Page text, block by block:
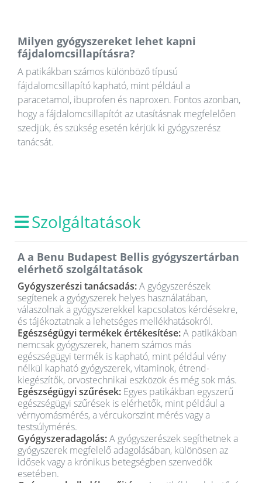
Milyen gyógyszereket lehet kapni
fájdalomcsillapításra?
A patikákban számos különböző típusú
fájdalomcsillapító kapható, mint például a
paracetamol, ibuprofen és naproxen. Fontos azonban,
hogy a fájdalomcsillapítót az utasításnak megfelelően
szedjük, és szükség esetén kérjük ki gyógyszerész
tanácsát.
Szolgáltatások
A a Benu Budapest Bellis gyógyszertárban
elérhető szolgáltatások
Gyógyszerészi tanácsadás:A gyógyszerészek
segítenek a gyógyszerek helyes használatában,
válaszolnak a gyógyszerekkel kapcsolatos kérdésekre,
és tájékoztatnak a lehetséges mellékhatásokról.
Egészségügyi termékek értékesítése:A patikákban
nemcsak gyógyszerek, hanem számos más
egészségügyi termék is kapható, mint például vény
nélkül kapható gyógyszerek, vitaminok, étrend-
kiegészítők, orvostechnikai eszközök és még sok más.
Egészségügyi szűrések: Egyes patikákban egyszerű
egészségügyi szűrések is elérhetők, mint például a
vérnyomásmérés, a vércukorszint mérés vagy a
testsúlymérés.
Gyógyszeradagolás:A gyógyszerészek segíthetnek a
gyógyszerek megfelelő adagolásában, különösen az
idősek vagy a krónikus betegségben szenvedők
esetében.